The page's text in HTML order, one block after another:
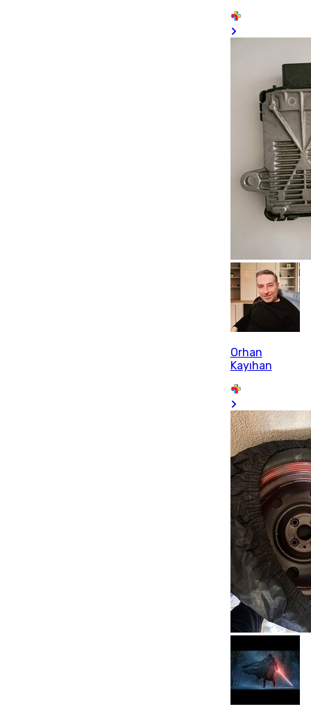
Orhan
Kayıhan